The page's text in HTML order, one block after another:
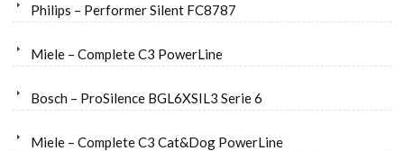
Philips – Performer Silent FC8787
Miele – Complete C3 PowerLine
Bosch – ProSilence BGL6XSIL3 Serie 6
Miele – Complete C3 Cat&Dog PowerLine